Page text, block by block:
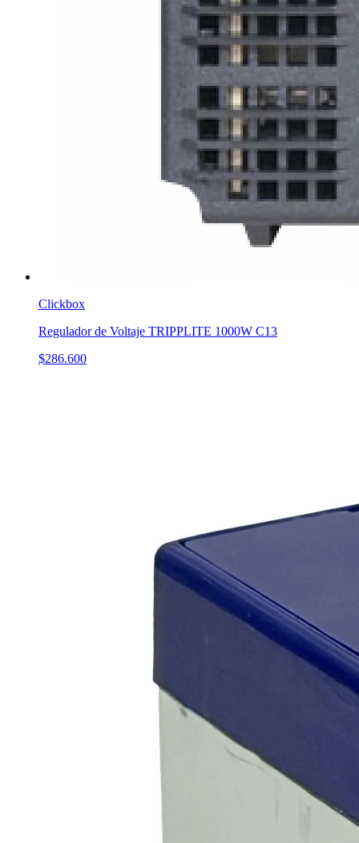
Clickbox
Regulador de Voltaje TRIPPLITE 1000W C13
$286.600